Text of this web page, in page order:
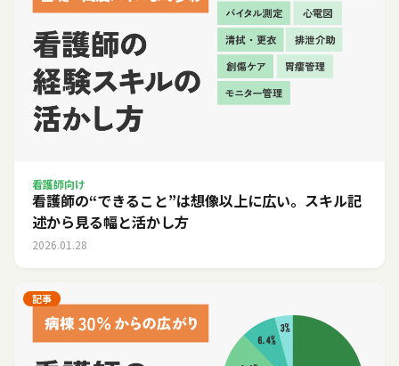
看護師向け
看護師の“できること”は想像以上に広い。スキル記
述から見る幅と活かし方
2026.01.28
記事